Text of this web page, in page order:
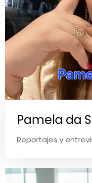
Pamela da
Reportajes y